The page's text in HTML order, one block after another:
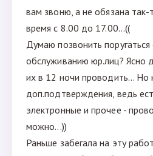
вам звоню, а не обязана
время с 8.00 до 17.00...((
Думаю позвонить
обслуживанию юр.лиц? Ясно
их в 12 ночи проводить... Но
доп.подтверждения, ведь
электронные и прочее -
можно...))
Раньше забегала на эту